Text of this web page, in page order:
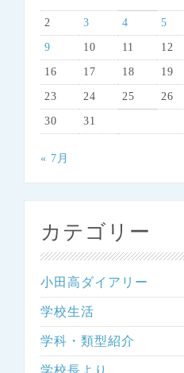
2 3 4 5
9 10 11 12
16 17 18 19
23 24 25 26
30 31
« 7月
カテゴリー
小田高ダイアリー
学校生活
学科・類型紹介